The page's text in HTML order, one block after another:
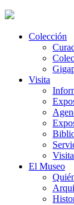
Colección
Visita
El Museo